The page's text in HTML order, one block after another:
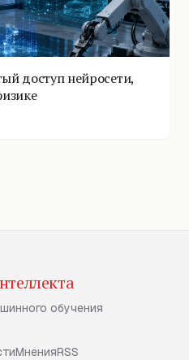
доступ нейросети,
обучения
МненияRSS